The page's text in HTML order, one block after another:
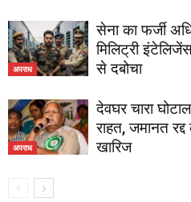
अपराध
सेना का फर्जी
मिलिट्री
से दबोचा
अपराध
देवघर चारा
राहत, जमानत
खारिज